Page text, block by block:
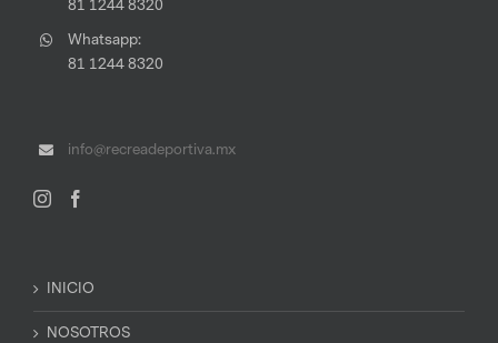
81 1244 8320
Whatsapp:
81 1244 8320
info@recreadeportiva.mx
INICIO
NOSOTROS